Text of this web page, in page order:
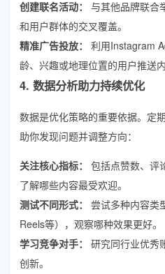
创建联名活动：
与其他品牌联合
和用户群体的交叉覆盖。
精准广告投放：
利用Instagram
龄、兴趣或地理位置的用户推送内
4. 数据分析助力持续优化
数据是优化策略的重要依据。定
助你发现问题并调整方向：
关注核心指标：
包括点赞数、评
了解哪些内容最受欢迎。
测试不同形式：
尝试多种内容类
Reels等），观察哪种效果更好。
学习竞争对手：
研究同行业优秀
创新。